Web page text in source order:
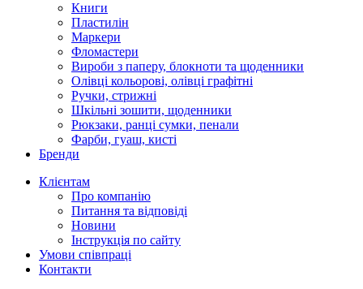
Книги
Пластилін
Маркери
Фломастери
Вироби з паперу, блокноти та щоденники
Олівці кольорові, олівці графітні
Ручки, стрижні
Шкільні зошити, щоденники
Рюкзаки, ранці сумки, пенали
Фарби, гуаш, кисті
Бренди
Клієнтам
Про компанію
Питання та відповіді
Новини
Інструкція по сайту
Умови співпраці
Контакти